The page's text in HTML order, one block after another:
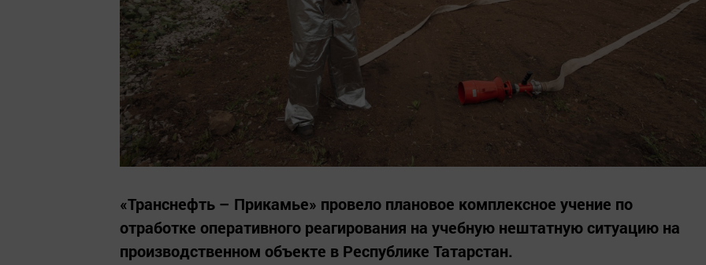
«Транснефть – Прикамье» провело плановое комплексное учение по
отработке оперативного реагирования на учебную нештатную ситуацию на
производственном объекте в Республике Татарстан.